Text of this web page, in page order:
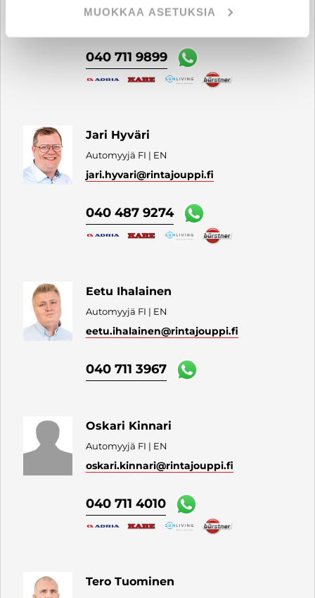
MUOKKAA ASETUKSIA
toni.rask @rintajouppi.fi
040 711 9899
Jari Hyväri
Automyyjä FI | EN
jari.hyvari@rintajouppi.fi
040 487 9274
Eetu Ihalainen
Automyyjä FI | EN
eetu.ihalainen@rintajouppi.fi
040 711 3967
Oskari Kinnari
Automyyjä FI | EN
oskari.kinnari@rintajouppi.fi
040 711 4010
Tero Tuominen